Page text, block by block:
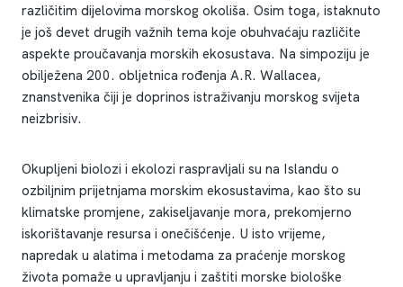
različitim dijelovima morskog okoliša. Osim toga, istaknuto
je još devet drugih važnih tema koje obuhvaćaju različite
aspekte proučavanja morskih ekosustava. Na simpoziju je
obilježena 200. obljetnica rođenja A.R. Wallacea,
znanstvenika čiji je doprinos istraživanju morskog svijeta
neizbrisiv.
Okupljeni biolozi i ekolozi raspravljali su na Islandu o
ozbiljnim prijetnjama morskim ekosustavima, kao što su
klimatske promjene, zakiseljavanje mora, prekomjerno
iskorištavanje resursa i onečišćenje. U isto vrijeme,
napredak u alatima i metodama za praćenje morskog
života pomaže u upravljanju i zaštiti morske biološke